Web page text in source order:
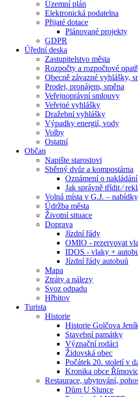
Územní plán
Elektronická podatelna
Přijaté dotace
Plánované projekty
GDPR
Úřední deska
Zastupitelstvo města
Rozpočty a rozpočtové
Obecně závazné vyhlášky,
Prodej, pronájem, směna
Veřejnoprávní smlouvy
Veřejné vyhlášky
Dražební vyhlášky
Výpadky energií, vody
Volby
Ostatní
Občan
Napište starostovi
Sběrný dvůr a kompostárna
Oznámení o
Jak správně třídit ⁄
Volná místa v G.J. –
Údržba města
Životní situace
Doprava
Jízdní řády
OMIO - rezervovat
IDOS - vlaky +
Jízdní řády autobuů
Mapa
Ztráty a nálezy
Svoz odpadu
Hřbitov
Turista
Historie
Historie Golčova
Stavební památky
Význační rodáci
Židovská obec
Počátek 20. století v
Kronika obce
Restaurace, ubytování,
Dům U Slunce